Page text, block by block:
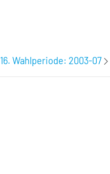
16. Wahlperiode: 2003-07